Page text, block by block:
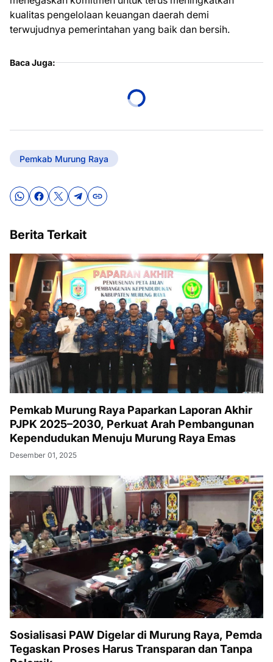
kualitas pengelolaan keuangan daerah demi
terwujudnya pemerintahan yang baik dan bersih.
Baca Juga:
Pemkab Murung Raya
Berita Terkait
Pemkab Murung Raya Paparkan Laporan Akhir
PJPK 2025–2030, Perkuat Arah Pembangunan
Kependudukan Menuju Murung Raya Emas
Desember 01, 2025
Sosialisasi PAW Digelar di Murung Raya, Pemda
Tegaskan Proses Harus Transparan dan Tanpa